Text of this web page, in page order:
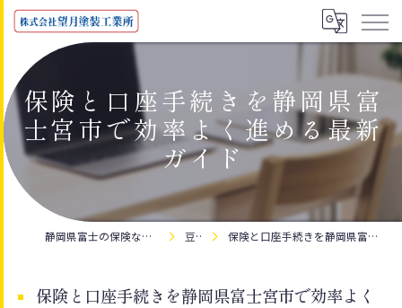
保険と口座手続きを静岡県富
士宮市で効率よく進める最新
ガイド
静岡県富士の保険なら株式会社望月塗装工業所 豆知識 保険と口座手続きを静岡県富士宮市で効率よく進める最新ガイド
保険と口座手続きを静岡県富士宮市で効率よく